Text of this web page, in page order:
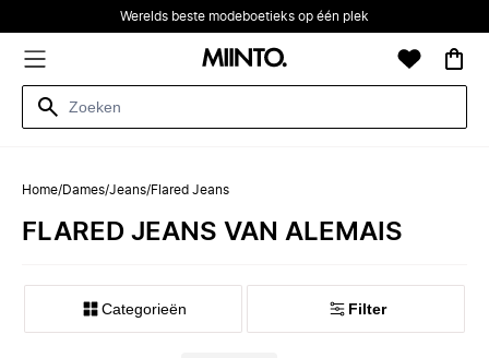
Werelds beste modeboetieks op één plek
Home/Dames/Jeans/Flared Jeans
FLARED JEANS VAN ALEMAIS
Categorieën Filter